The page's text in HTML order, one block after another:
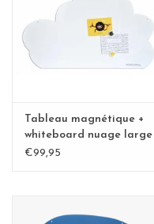
Etagères Shelves
Rectangulaire, carrées, rondes
Tableau magnétique +
whiteboard nuage large
€99,95